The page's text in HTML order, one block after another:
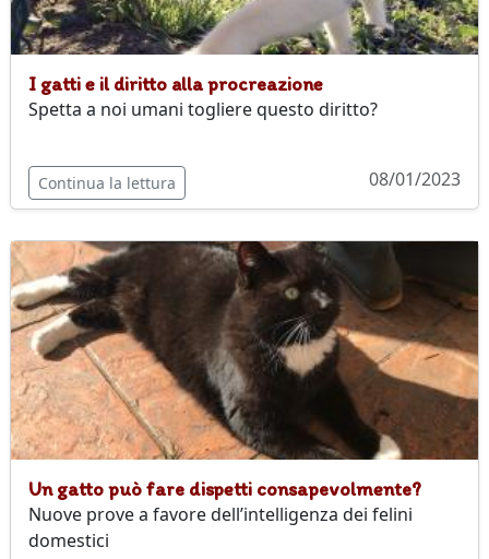
I gatti e il diritto alla procreazione
Spetta a noi umani togliere questo diritto?
Continua la lettura 08/01/2023
Un gatto può fare dispetti consapevolmente?
Nuove prove a favore dell’intelligenza dei felini
domestici